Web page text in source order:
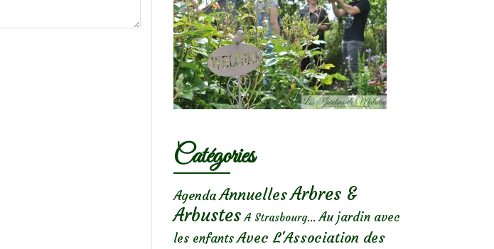
Catégories
Agenda AnnuellesArbres &
Arbustes A Strasbourg... Au jardin avec
les enfants Avec L'Association des